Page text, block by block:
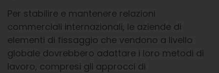
Per stabilire e mantenere relazioni
commerciali internazionali, le aziende di
elementi di fissaggio che vendono a livello
globale dovrebbero adattare i loro metodi di
lavoro, compresi gli approcci di